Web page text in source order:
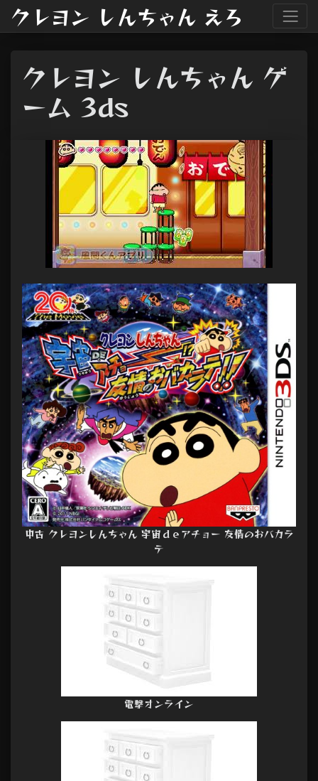
クレヨン しんちゃん えろ
クレヨン しんちゃん ゲ
ーム 3ds
中古 クレヨンしんちゃん 宇宙ｄｅアチョー 友情のおバカラ
テ
電撃オンライン